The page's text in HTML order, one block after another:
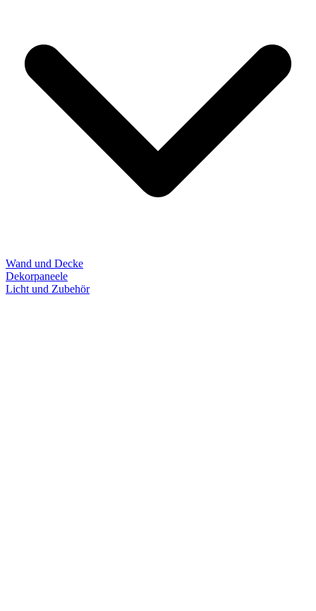
Wand und Decke
Dekorpaneele
Licht und Zubehör